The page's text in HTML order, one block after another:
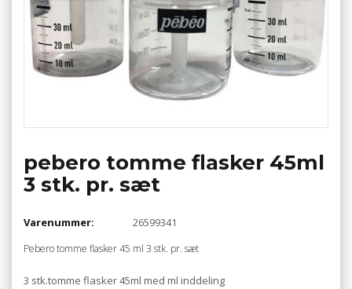
pebero tomme flasker 45ml
3 stk. pr. sæt
Varenummer: 26599341
Pebero tomme flasker 45 ml 3 stk. pr. sæt
3 stk.tomme flasker 45ml med ml inddeling